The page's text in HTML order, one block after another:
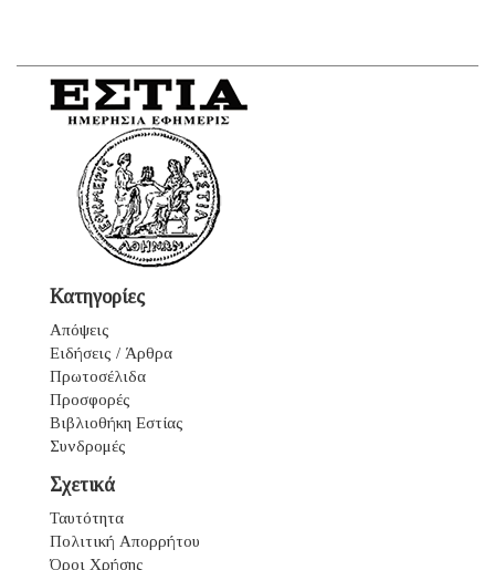
Κατηγορίες
Απόψεις
Ειδήσεις / Άρθρα
Πρωτοσέλιδα
Προσφορές
Βιβλιοθήκη Εστίας
Συνδρομές
Σχετικά
Ταυτότητα
Πολιτική Απορρήτου
Όροι Χρήσης